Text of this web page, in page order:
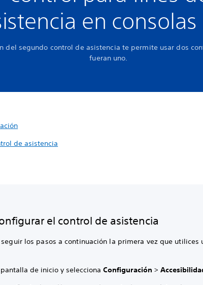
en consolas
del segundo control de asistencia te permite usar dos
fueran uno.
de asistencia
el control de asistencia
los pasos a continuación la primera vez que utilices
de inicio y seleccionaConfiguración>